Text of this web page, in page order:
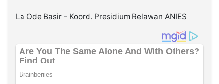
La Ode Basir – Koord. Presidium Relawan ANIES